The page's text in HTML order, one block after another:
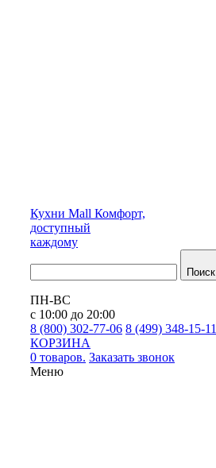
Кухни Mall Комфорт,
доступный
каждому
Поиск
ПН-ВС
с 10:00 до 20:00
8 (800) 302-77-06 8 (499) 348-15-11
КОРЗИНА
0 товаров. Заказать звонок
Меню